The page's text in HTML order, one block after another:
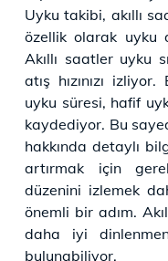
Uyku takibi, akıllı
özellik olarak uyku
Akıllı saatler uyku
atış hızınızı
uyku süresi, hafif
kaydediyor. Bu
hakkında detaylı
artırmak için
düzenini izlemek
önemli bir adım.
daha iyi
bulunabiliyor.